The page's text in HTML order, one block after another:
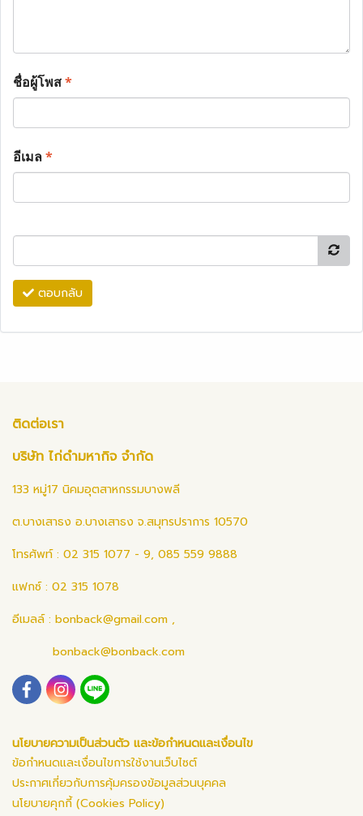
ชื่อผู้โพส*
อีเมล*
ตอบกลับ
ติดต่อเรา
บริษัท ไก่ดำมหากิจ จำกัด
133 หมู่17 นิคมอุตสาหกรรมบางพลี
ต.บางเสาธง อ.บางเสาธง จ.สมุทรปราการ 10570
โทรศัพท์ : 02 315 1077 - 9, 085 559 9888
แฟกซ์ : 02 315 1078
อีเมลล์ : bonback@gmail.com ,
bonback@bonback.com
นโยบายความเป็นส่วนตัว และข้อกำหนดและเงื่อนไข
ข้อกำหนดและเงื่อนไขการใช้งานเว็บไซต์
ประกาศเกี่ยวกับการคุ้มครองข้อมูลส่วนบุคคล
นโยบายคุกกี้ (Cookies Policy)